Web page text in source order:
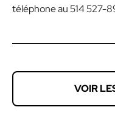
téléphone au 514 527-
VOIR